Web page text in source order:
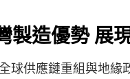
製造優勢 展
球供應鏈重組與地緣